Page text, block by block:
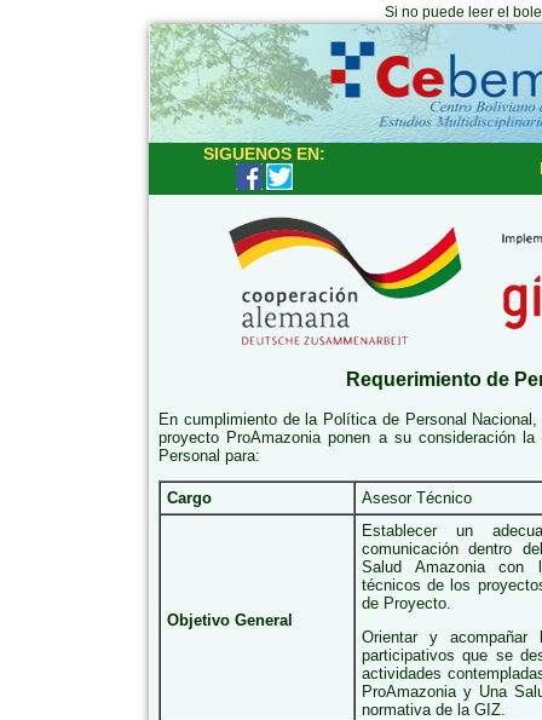
Si no puede leer el
SIGUENOS EN:
Requerimiento de
En cumplimiento de la Política de Personal
proyecto ProAmazonia ponen a su consideración
Personal para:
Cargo Asesor Técnico
Objetivo General
Establecer un
comunicación dentro
Salud Amazonia con
técnicos de los
de Proyecto.
Orientar y acompañar
participativos que se
actividades
ProAmazonia y Una
normativa de la GIZ.